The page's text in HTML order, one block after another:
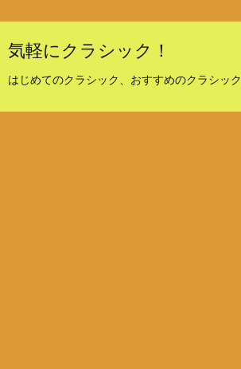
気軽にクラシック！
はじめてのクラシック、おすすめのクラシック